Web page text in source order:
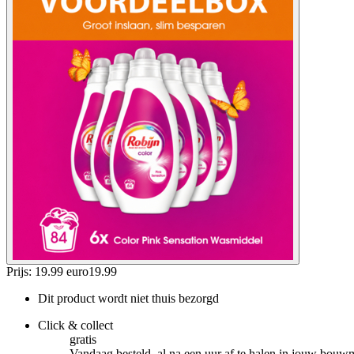
Prijs: 19.99 euro19.99
Dit product wordt niet thuis bezorgd
Click & collect
gratis